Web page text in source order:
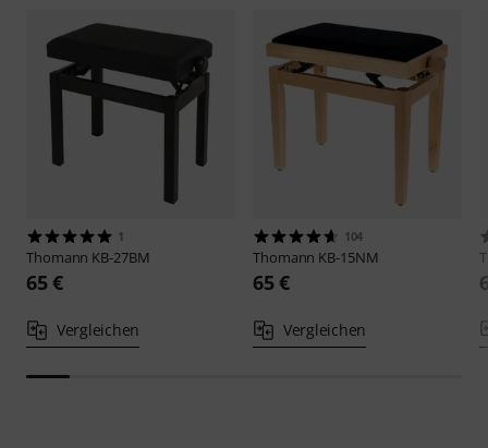
1
Thomann KB-27BM
65 €
Vergleichen
104
Thomann KB-15NM
65 €
Vergleichen